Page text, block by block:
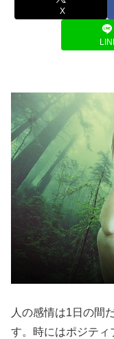
X
人の感情は1日の間
す。時にはポジティ